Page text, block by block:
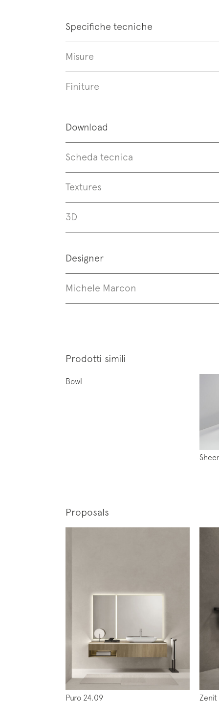
Specifiche tecniche
Misure
Finiture
Download
Scheda tecnica
Textures
3D
Designer
Michele Marcon
Prodotti simili
Bowl
Proposals
Puro 24.09